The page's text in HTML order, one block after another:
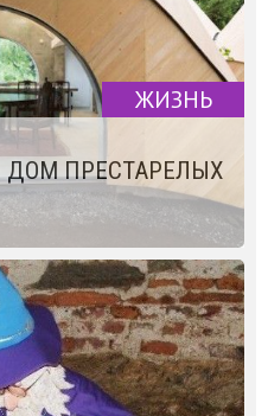
ЖИЗНЬ
ДОМ ПРЕСТАРЕЛЫХ